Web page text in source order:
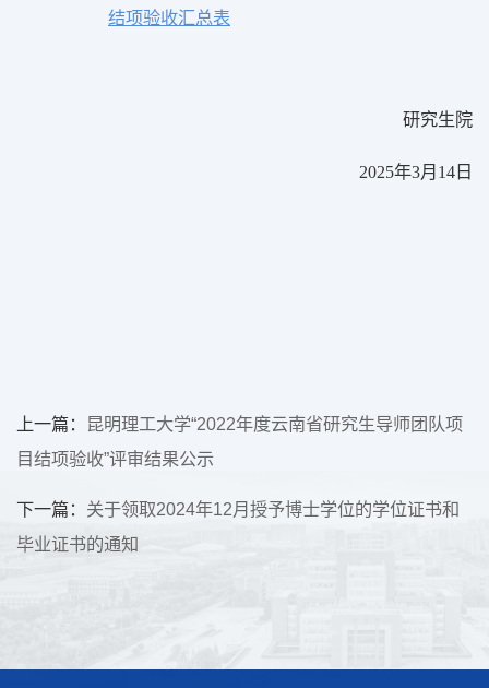
结项验收汇总表
研究生院
2025年3月 14 日
上一篇：
昆明理工大学“2022年度云南省研究生导师团队项
目结项验收”评审结果公示
下一篇： 关于领取2024年12月授予博士学位的学位证书和
毕业证书的通知